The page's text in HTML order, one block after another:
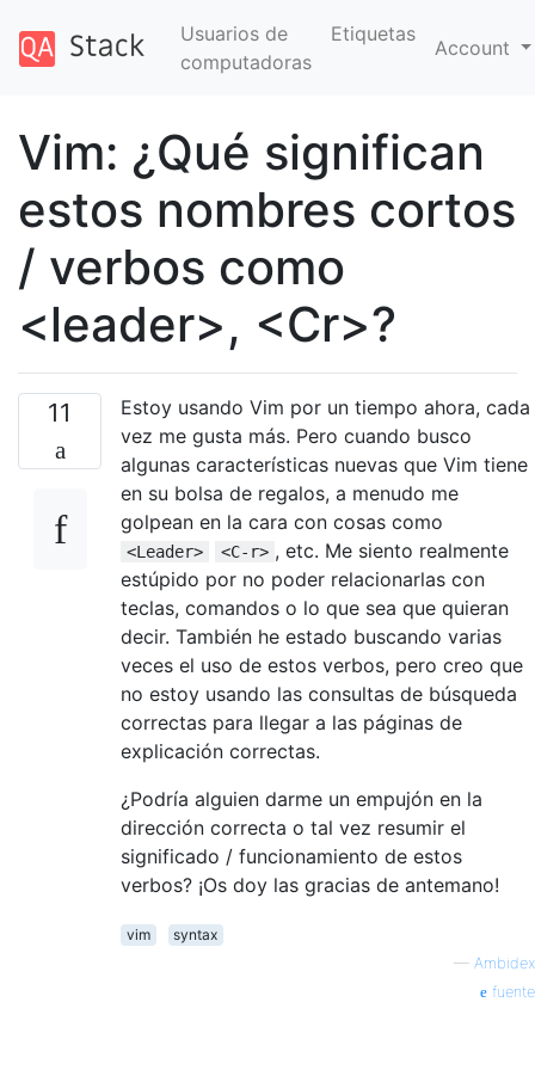
Usuarios de
computadoras
Etiquetas
Account
Vim: ¿Qué significan
estos nombres cortos
/ verbos como
<leader>, <Cr>?
11
Estoy usando Vim por un tiempo ahora, cada
vez me gusta más. Pero cuando busco
algunas características nuevas que Vim tiene
en su bolsa de regalos, a menudo me
golpean en la cara con cosas como
<Leader> <C-r> , etc. Me siento realmente
estúpido por no poder relacionarlas con
teclas, comandos o lo que sea que quieran
decir. También he estado buscando varias
veces el uso de estos verbos, pero creo que
no estoy usando las consultas de búsqueda
correctas para llegar a las páginas de
explicación correctas.
¿Podría alguien darme un empujón en la
dirección correcta o tal vez resumir el
significado / funcionamiento de estos
verbos? ¡Os doy las gracias de antemano!
vim
syntax
— Ambidex
fuente